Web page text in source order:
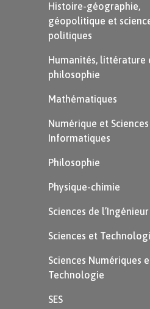
Histoire-géographie,
géopolitique et
politiques
Humanités, littérature
philosophie
Mathématiques
Numérique et Sciences
Informatiques
Philosophie
Physique-chimie
Sciences de l’Ingénieur
Sciences et
Sciences Numériques
Technologie
SES